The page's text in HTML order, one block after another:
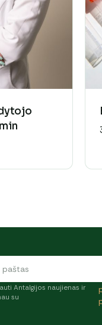
Antalgijos naujienas ir
su